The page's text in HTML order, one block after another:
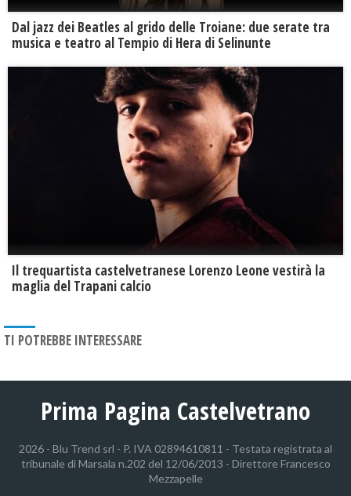
Dal jazz dei Beatles al grido delle Troiane: due serate tra
musica e teatro al Tempio di Hera di Selinunte
Il trequartista castelvetranese Lorenzo Leone vestirà la
maglia del Trapani calcio
TI POTREBBE INTERESSARE
Prima Pagina Castelvetrano
2026 - Blu Trend srl - P. IVA 02894610811 - Testata registrata al
tribunale di Marsala n.202 del 12/06/2013 - Direttore Francesco
Mezzapelle